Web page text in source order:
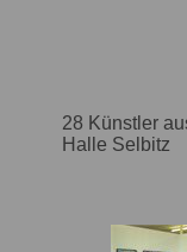
28 Künstler
Halle Selbitz